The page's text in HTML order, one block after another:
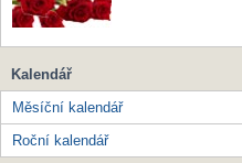
Kalendář
Měsíční kalendář
Roční kalendář